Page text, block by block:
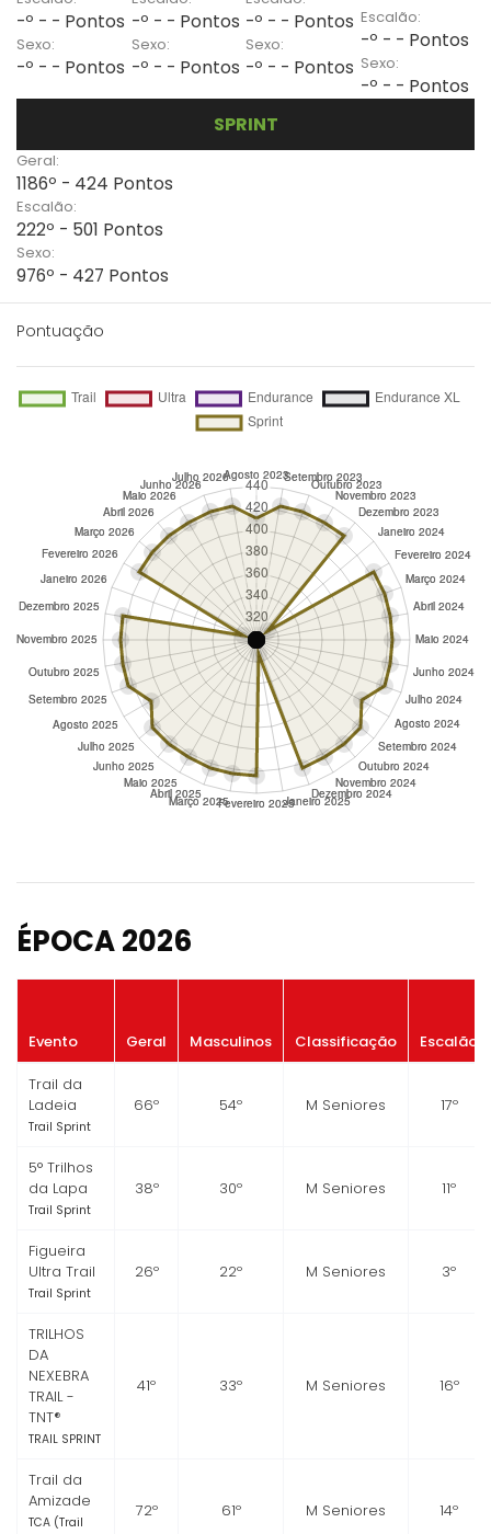
-º - - Pontos
Sexo:
-º - - Pontos
-º - - Pontos
Sexo:
-º - - Pontos
-º - - Pontos
Sexo:
-º - - Pontos
Escalão:
-º - - Pontos
Sexo:
-º - - Pontos
SPRINT
Geral:
1186º - 424 Pontos
Escalão:
222º - 501 Pontos
Sexo:
976º - 427 Pontos
Pontuação
ÉPOCA 2026
Evento Geral Masculinos Classificação Escalão
Trail da
Ladeia
Trail Sprint
66º 54º M Seniores 17º
5° Trilhos
da Lapa
Trail Sprint
38º 30º M Seniores 11º
Figueira
Ultra Trail
Trail Sprint
26º 22º M Seniores 3º
TRILHOS
DA
NEXEBRA
TRAIL -
TNT®
TRAIL SPRINT
41º 33º M Seniores 16º
Trail da
Amizade
TCA (Trail
72º 61º M Seniores 14º